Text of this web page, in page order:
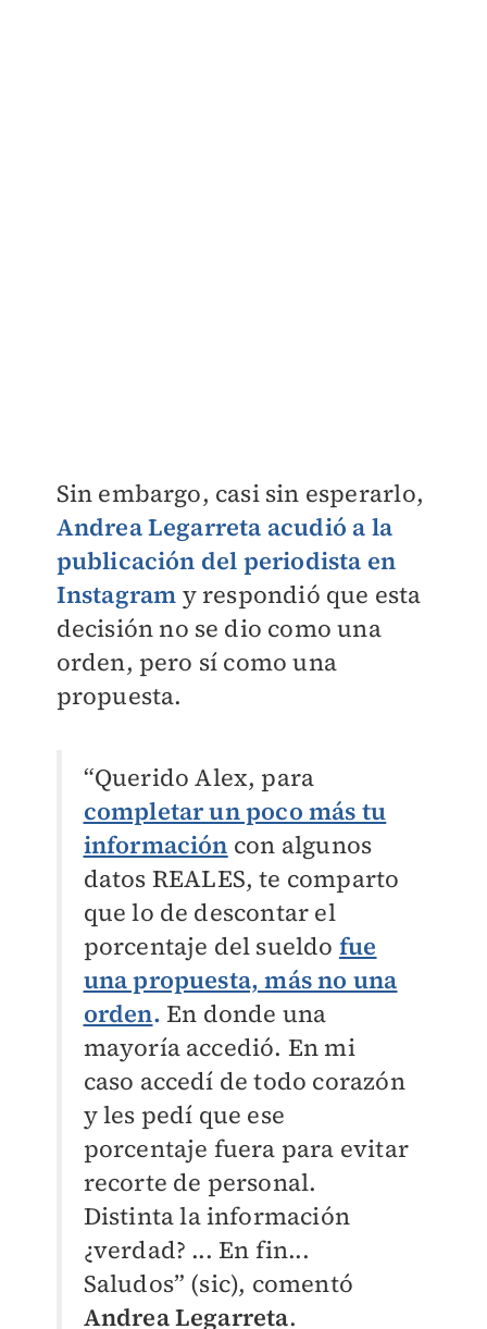
Sin embargo, casi sin esperarlo,
Andrea Legarreta acudió a la
publicación del periodista en
Instagram y respondió que esta
decisión no se dio como una
orden, pero sí como una
propuesta.
“Querido Alex, para
completar un poco más tu
información con algunos
datos REALES, te comparto
que lo de descontar el
porcentaje del sueldo fue
una propuesta, más no una
orden. En donde una
mayoría accedió. En mi
caso accedí de todo corazón
y les pedí que ese
porcentaje fuera para evitar
recorte de personal.
Distinta la información
¿verdad? ... En fin...
Saludos” (sic), comentó
Andrea Legarreta.